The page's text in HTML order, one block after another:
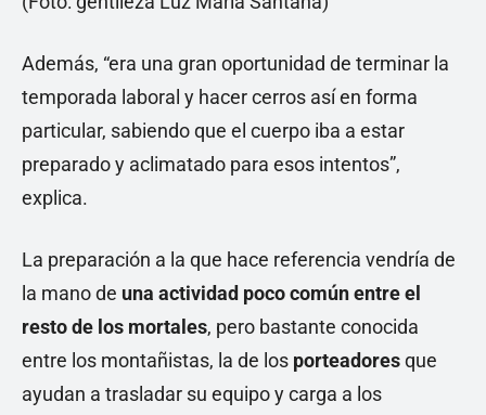
Además, “era una gran oportunidad de terminar la
temporada laboral y hacer cerros así en forma
particular, sabiendo que el cuerpo iba a estar
preparado y aclimatado para esos intentos”,
explica.
La preparación a la que hace referencia vendría de
la mano de una actividad poco común entre el
resto de los mortales, pero bastante conocida
entre los montañistas, la de los porteadoresque
ayudan a trasladar su equipo y carga a los